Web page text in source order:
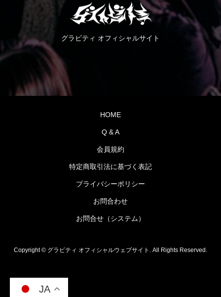
グラビティ オフィシャルサイト
HOME
Q & A
会員規約
特定商取引法に基づく表記
プライバシーポリシー
お問合わせ
お問合せ（システム）
Copyright © グラビティ オフィシャルウェブサイト. All Rights Reserved.
JA